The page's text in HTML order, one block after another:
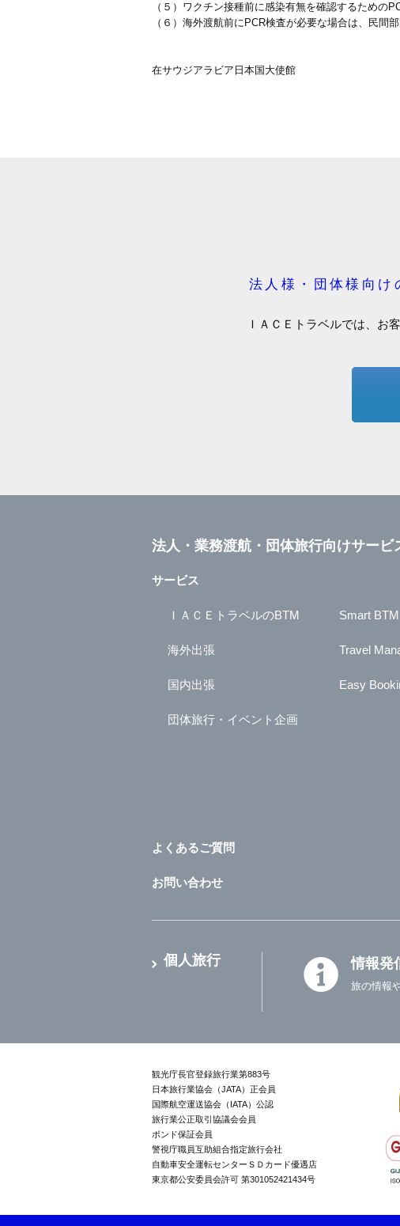
（５）ワクチン接種前に感染有無を確認するための
（６）海外渡航前にPCR検査が必要な場合は、民間
在サウジアラビア日本国大使館
法人様・団体様向け
ＩＡＣＥトラベルでは、お
法人・業務渡航・団体旅行向けサービ
サービス
ＩＡＣＥトラベルのBTM
海外出張
国内出張
団体旅行・イベント企画
Smart BTM
Travel
Easy
よくあるご質問
お問い合わせ
個人旅行 情報発
旅の情報
観光庁長官登録旅行業第883号
日本旅行業協会（JATA）正会員
国際航空運送協会（IATA）公認
旅行業公正取引協議会会員
ボンド保証会員
警視庁職員互助組合指定旅行会社
自動車安全運転センターＳＤカード優遇店
東京都公安委員会許可 第301052421434号